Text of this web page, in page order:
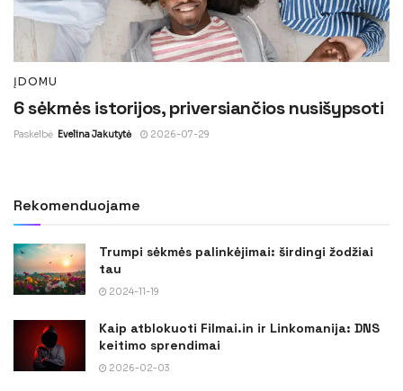
ĮDOMU
6 sėkmės istorijos, priversiančios nusišypsoti
Paskelbė Evelina Jakutytė 2026-07-29
Rekomenduojame
Trumpi sėkmės palinkėjimai: širdingi žodžiai
tau
2024-11-19
Kaip atblokuoti Filmai.in ir Linkomanija: DNS
keitimo sprendimai
2026-02-03